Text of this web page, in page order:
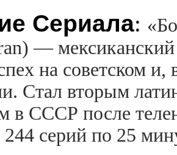
Сериала:
— мексиканский
на советском и,
Стал вторым
в СССР после
244 серий по 25